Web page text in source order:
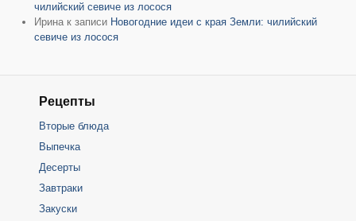
чилийский севиче из лосося
Ирина к записи Новогодние идеи с края Земли: чилийский
севиче из лосося
Рецепты
Вторые блюда
Выпечка
Десерты
Завтраки
Закуски